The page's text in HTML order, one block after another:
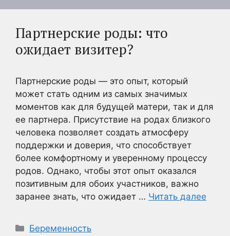
Партнерские роды: что
ожидает визитер?
Партнерские роды — это опыт, который
может стать одним из самых значимых
моментов как для будущей матери, так и для
ее партнера. Присутствие на родах близкого
человека позволяет создать атмосферу
поддержки и доверия, что способствует
более комфортному и уверенному процессу
родов. Однако, чтобы этот опыт оказался
позитивным для обоих участников, важно
заранее знать, что ожидает … Читать далее
Рубрики
Беременность